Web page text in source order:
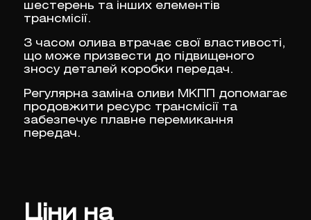
шестерень та інших елементів
трансмісії.
З часом олива втрачає свої властивості,
що може призвести до підвищеного
зносу деталей коробки передач.
Регулярна заміна оливи МКПП допомагає
продовжити ресурс трансмісії та
забезпечує плавне перемикання
передач.
Ціни на